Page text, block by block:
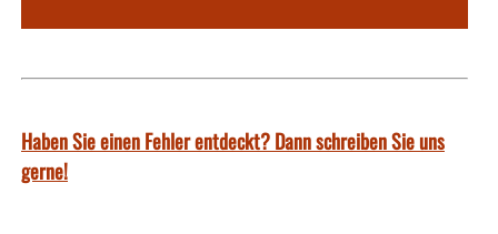
Haben Sie einen Fehler entdeckt? Dann schreiben Sie uns
gerne!